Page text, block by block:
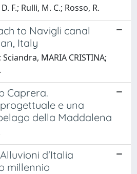
F.; Rulli, M. C.; Rosso, R.
to Navigli canal
Italy
MARIA CRISTINA;
Caprera.
e una
della Maddalena
d'Italia
millennio